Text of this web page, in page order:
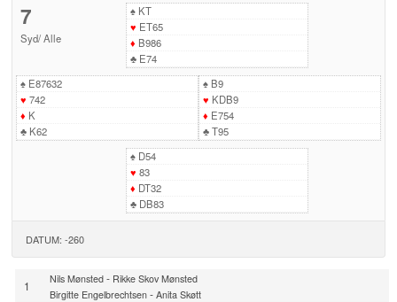
7
Syd/Alle
♠KT
♥ ET65
♦ B986
♣E74
♠E87632
♥ 742
♦ K
♣K62
♠B9
♥ KDB9
♦ E754
♣T95
♠D54
♥ 83
♦ DT32
♣DB83
DATUM: -260
1 Nils Mønsted- Rikke Skov Mønsted
Birgitte Engelbrechtsen- Anita Skøtt